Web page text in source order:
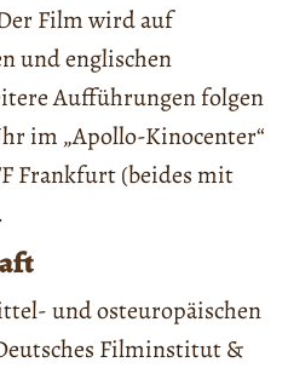
Film wird auf
und englischen
Aufführungen folgen
im „Apollo-Kinocenter“
Frankfurt (beides mit
und osteuropäischen
Filminstitut &